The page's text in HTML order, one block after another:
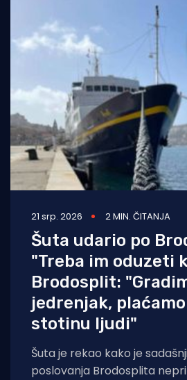
21 srp. 2026 2 MIN. ČITANJA
Šuta udario po
"Treba im oduzeti
Brodosplit:
jedrenjak,
stotinu ljudi"
Šuta je rekao kako je
poslovanja Brodosplita